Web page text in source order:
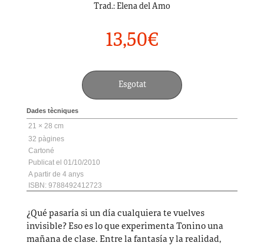
Trad.: Elena del Amo
13,50€
Esgotat
Dades tècniques
21 × 28 cm
32
Cartoné
01/10/2010
4
ISBN: 9788492412723
¿Qué pasaría si un día cualquiera te vuelves
invisible? Eso es lo que experimenta Tonino una
mañana de clase. Entre la fantasía y la realidad,